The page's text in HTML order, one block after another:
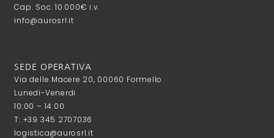
Cap. Soc. 10.000€ i.v.
info@aurosrl.it
SEDE OPERATIVA
Via delle Macere 20, 00060 Formello
Lunedi-Venerdi
10:00 – 14:00
T: +39 345 2707036
logistica@aurosrl.it